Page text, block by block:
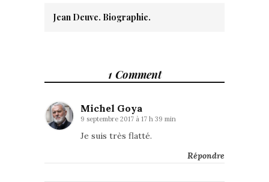
Jean Deuve. Biographie.
1 Comment
Michel Goya
9 septembre 2017 à 17 h 39 min
Je suis très flatté.
Répondre